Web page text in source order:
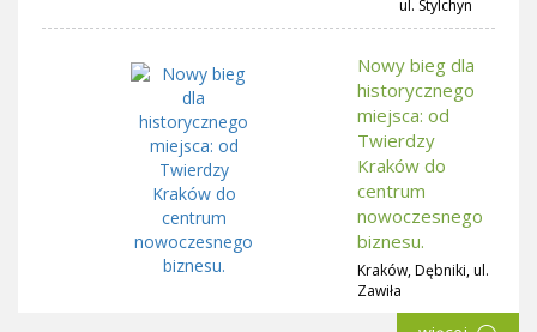
ul. Stylchyn
Nowy bieg dla
historycznego
miejsca: od
Twierdzy
Kraków do
centrum
nowoczesnego
biznesu.
Kraków, Dębniki, ul.
Zawiła